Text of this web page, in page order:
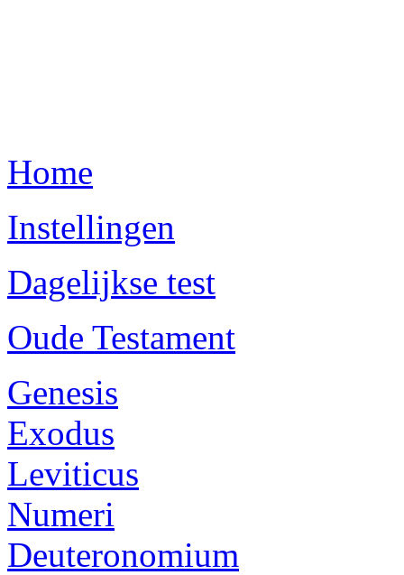
Home
Instellingen
Dagelijkse test
Oude Testament
Genesis
Exodus
Leviticus
Numeri
Deuteronomium